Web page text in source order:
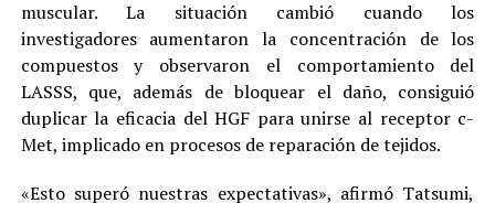
muscular. La situación cambió cuando los
investigadores aumentaron la concentración de los
compuestos y observaron el comportamiento del
LASSS, que, además de bloquear el daño, consiguió
duplicar la eficacia del HGF para unirse al receptor c-
Met, implicado en procesos de reparación de tejidos.
«Esto superó nuestras expectativas», afirmó Tatsumi,